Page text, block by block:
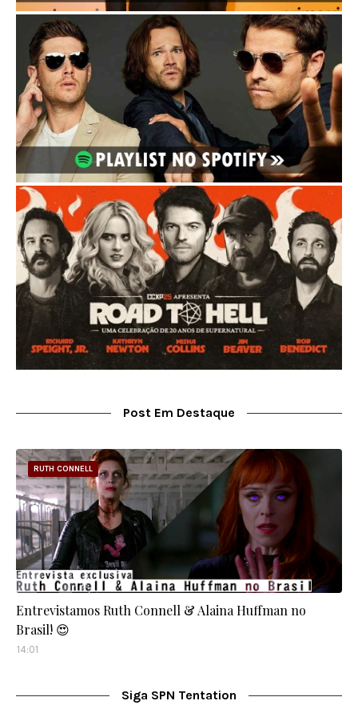
Post Em Destaque
RUTH CONNELL
Entrevistamos Ruth Connell & Alaina Huffman no
Brasil! 😍
14:01
Siga SPN Tentation